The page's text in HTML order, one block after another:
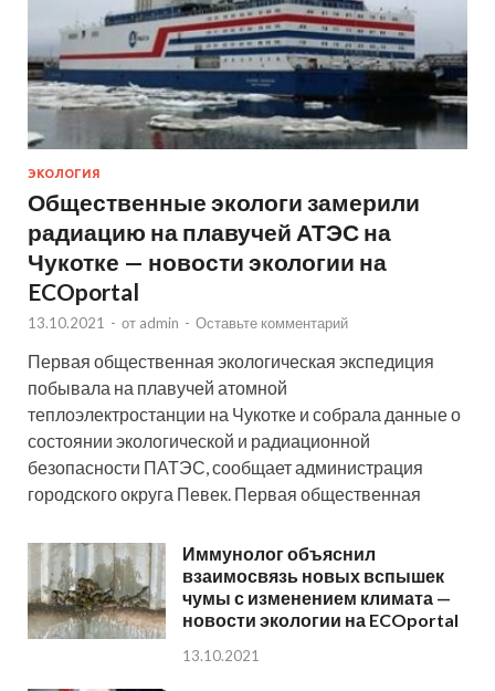
ЭКОЛОГИЯ
Общественные экологи замерили
радиацию на плавучей АТЭС на
Чукотке — новости экологии на
ECOportal
13.10.2021 - от admin - Оставьте комментарий
Первая общественная экологическая экспедиция
побывала на плавучей атомной
теплоэлектростанции на Чукотке и собрала данные о
состоянии экологической и радиационной
безопасности ПАТЭС, сообщает администрация
городского округа Певек. Первая общественная
Иммунолог объяснил
взаимосвязь новых вспышек
чумы с изменением климата —
новости экологии на ECOportal
13.10.2021